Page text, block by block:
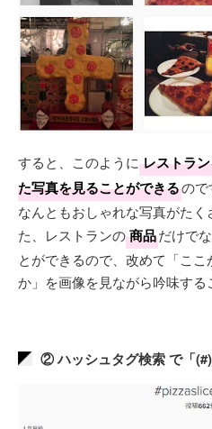
すると、このように レストラ
た写真を見ることができるので
なんともおしゃれな写真がた
た、レストランの商品だけでな
とができるので、改めて「こ
か」を画像を見ながら吟味する
② ハッシュタグ検索 で「